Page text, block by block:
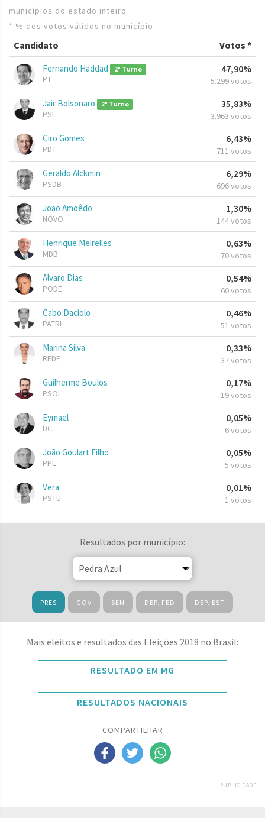
municípios do estado inteiro
* % dos votos válidos no município
Candidato Votos *
Fernando Haddad 2º Turno
PT
47,90%
5.299 votos
Jair Bolsonaro 2º Turno
PSL
35,83%
3.963 votos
Ciro Gomes
PDT
6,43%
711 votos
Geraldo Alckmin
PSDB
6,29%
696 votos
João Amoêdo
NOVO
1,30%
144 votos
Henrique Meirelles
MDB
0,63%
70 votos
Alvaro Dias
PODE
0,54%
60 votos
Cabo Daciolo
PATRI
0,46%
51 votos
Marina Silva
REDE
0,33%
37 votos
Guilherme Boulos
PSOL
0,17%
19 votos
Eymael
DC
0,05%
6 votos
João Goulart Filho
PPL
0,05%
5 votos
Vera
PSTU
0,01%
1 votos
Resultados por município:
PRES GOV SEN DEP. FED DEP. EST
Mais eleitos e resultados das Eleições 2018 no Brasil:
RESULTADO EM MG
RESULTADOS NACIONAIS
COMPARTILHAR
PUBLICIDADE